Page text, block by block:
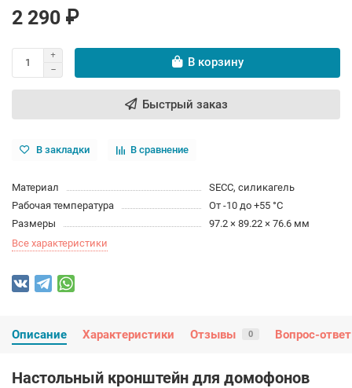
2 290 ₽
В корзину
Быстрый заказ
В закладки В сравнение
Материал
SECC, силикагель
Рабочая температура
От -10 до +55 °C
Размеры
97.2 × 89.22 × 76.6 мм
Все характеристики
Описание Характеристики Отзывы 0 Вопрос-ответ
Настольный кронштейн для домофонов